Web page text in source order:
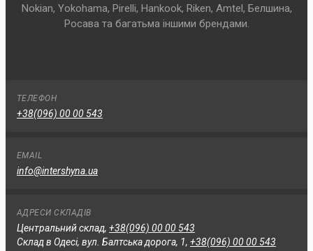
Nokian, Yokohama, Pirelli, Hankook, Riken, Amtel, Белшина,
Росава та багатьма іншими брендами.
ТЕЛЕФОН
+38(096) 00 00 543
EMAIL
info@intershyna.ua
АДРЕСИ СКЛАДІВ
Центральний склад, +38(096) 00 00 543
Склад в Одесі, вул. Балтська дорога, 1, +38(096) 00 00 543